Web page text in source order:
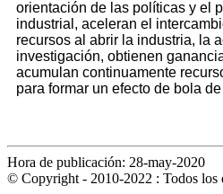
orientación de las políticas y el
industrial, aceleran el
recursos al abrir la industria, la
investigación, obtienen
acumulan continuamente
para formar un efecto de bola
Hora de publicación: 28-may-2020
© Copyright - 2010-2022 : Todos los